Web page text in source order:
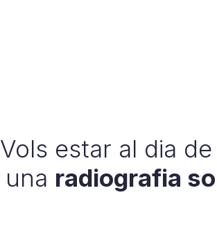
Vols estar al dia
una radiografia